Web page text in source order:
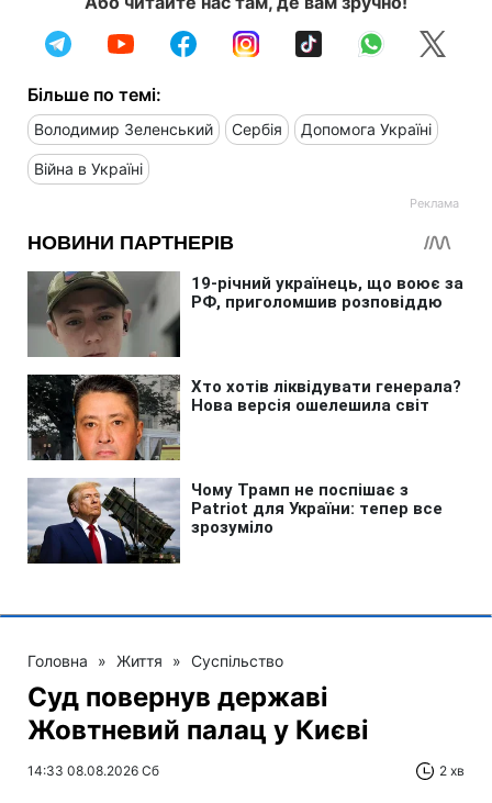
Більше по темі:
Володимир Зеленський Сербія Допомога Україні
Війна в Україні
Головна » Життя » Суспільство
Суд повернув державі
Жовтневий палац у Києві
14:33 08.08.2026 Сб 2 хв